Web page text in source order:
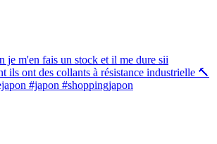
je m'en fais un stock et il me dure sii
ils ont des collants à résistance industrielle 🔨
#japon #shoppingjapon